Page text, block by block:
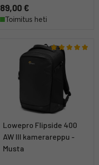
89,00 €
Toimitus heti
Lowepro Flipside 400
AW III kamerareppu -
Musta